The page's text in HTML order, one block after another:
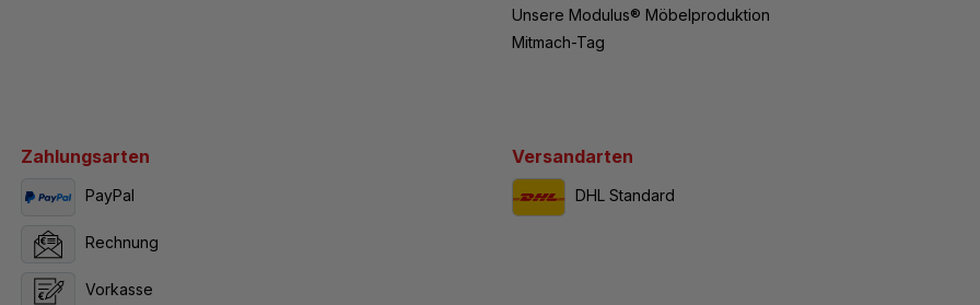
Unsere Modulus® Möbelproduktion
Mitmach-Tag
Zahlungsarten
PayPal
Rechnung
Vorkasse
Versandarten
DHL Standard